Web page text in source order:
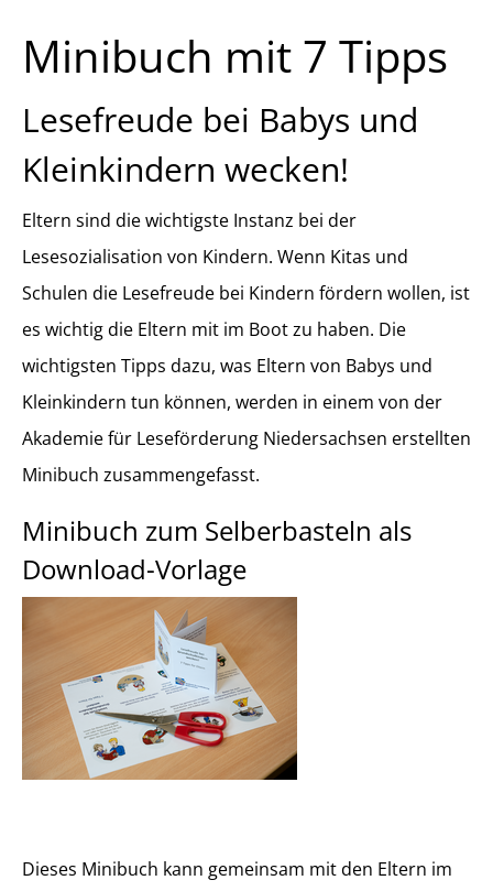
Minibuch mit 7 Tipps
Lesefreude bei Babys und
Kleinkindern wecken!
Eltern sind die wichtigste Instanz bei der
Lesesozialisation von Kindern. Wenn Kitas und
Schulen die Lesefreude bei Kindern fördern wollen, ist
es wichtig die Eltern mit im Boot zu haben. Die
wichtigsten Tipps dazu, was Eltern von Babys und
Kleinkindern tun können, werden in einem von der
Akademie für Leseförderung Niedersachsen erstellten
Minibuch zusammengefasst.
Minibuch zum Selberbasteln als
Download-Vorlage
Dieses Minibuch kann gemeinsam mit den Eltern im